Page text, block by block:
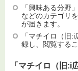
「興味ある分野
などのカテゴリ
が届きます。
「マチイロ（旧
録し、閲覧する
「マチイロ（旧:i